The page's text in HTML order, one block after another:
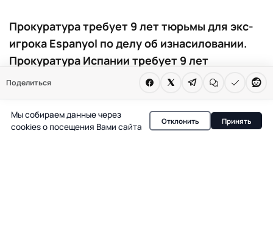
Поделиться
Прокуратура требует 9 лет тюрьмы для экс-
игрока Espanyol по делу об изнасиловании.
Прокуратура Испании требует 9 лет
заключения для Álvaro Aguado. Его обвиняют
Espanyol в барселонском клубе. Потерпевшей
также может быть назначена компенсация в
Мы собираем данные через
cookies о посещения Вами сайта
Отклонить Принять